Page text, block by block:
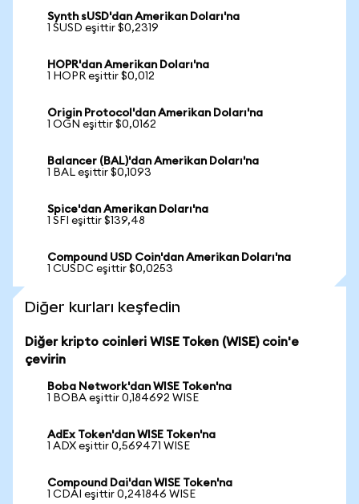
Synth sUSD'dan Amerikan Doları'na
1 SUSD eşittir $0,2319
HOPR'dan Amerikan Doları'na
1 HOPR eşittir $0,012
Origin Protocol'dan Amerikan Doları'na
1 OGN eşittir $0,0162
Balancer (BAL)'dan Amerikan Doları'na
1 BAL eşittir $0,1093
Spice'dan Amerikan Doları'na
1 SFI eşittir $139,48
Compound USD Coin'dan Amerikan Doları'na
1 CUSDC eşittir $0,0253
Diğer kurları keşfedin
Diğer kripto coinleri WISE Token (WISE) coin'e
çevirin
Boba Network'dan WISE Token'na
1 BOBA eşittir 0,184692 WISE
AdEx Token'dan WISE Token'na
1 ADX eşittir 0,569471 WISE
Compound Dai'dan WISE Token'na
1 CDAI eşittir 0,241846 WISE